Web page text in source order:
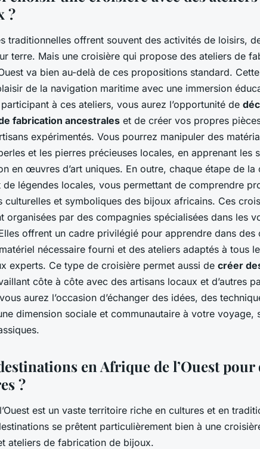
?
traditionnelles offrent souvent des activités de loisirs,
terre. Mais une croisière qui propose des ateliers de
va bien au-delà de ces propositions standard.
de la navigation maritime avec une immersion
à ces ateliers, vous aurez l’opportunité de
fabrication ancestrales et de créer vos propres
expérimentés. Vous pourrez manipuler des
et les pierres précieuses locales, en apprenant les
en œuvres d’art uniques. En outre, chaque étape de la
de légendes locales, vous permettant de comprendre
culturelles et symboliques des bijoux africains. Ces
organisées par des compagnies spécialisées dans les
offrent un cadre privilégié pour apprendre dans des
nécessaire fourni et des ateliers adaptés à tous
experts. Ce type de croisière permet aussi de créer
côte à côte avec des artisans locaux et d’autres
aurez l’occasion d’échanger des idées, des
dimension sociale et communautaire à votre voyage,
en Afrique de l’Ouest
?
est un vaste territoire riche en cultures et en
se prêtent particulièrement bien à une
ateliers de fabrication de bijoux.